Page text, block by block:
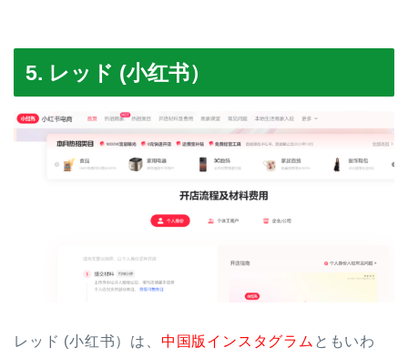
5. レッド (小红书）
レッド (小红书）は、 中国版インスタグラム ともいわ